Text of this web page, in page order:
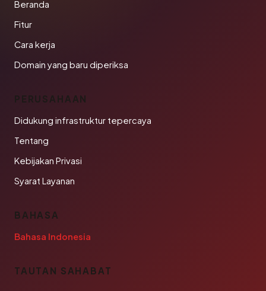
Beranda
Fitur
Cara kerja
Domain yang baru diperiksa
PERUSAHAAN
Didukung infrastruktur tepercaya
Tentang
Kebijakan Privasi
Syarat Layanan
BAHASA
Bahasa Indonesia
TAUTAN SAHABAT